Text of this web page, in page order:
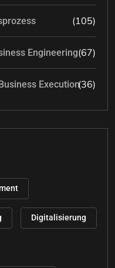
(105)
Engineering(67)
Execution(36)
Digitalisierung